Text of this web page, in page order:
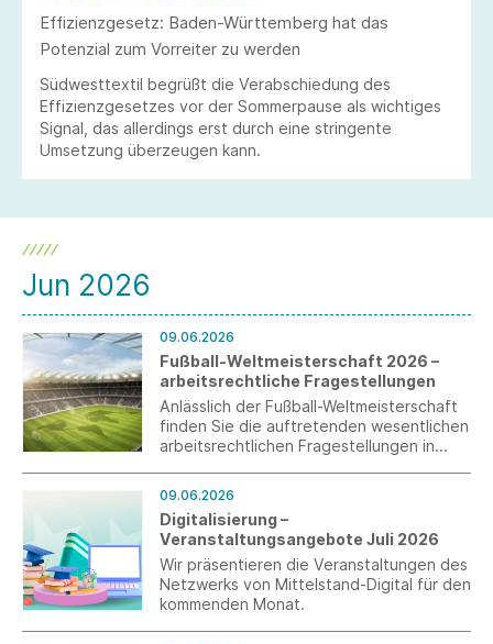
Effizienzgesetz: Baden-Württemberg hat das
Potenzial zum Vorreiter zu werden
Südwesttextil begrüßt die Verabschiedung des
Effizienzgesetzes vor der Sommerpause als wichtiges
Signal, das allerdings erst durch eine stringente
Umsetzung überzeugen kann.
Jun 2026
09.06.2026
Fußball-Weltmeisterschaft 2026 –
arbeitsrechtliche Fragestellungen
Anlässlich der Fußball-Weltmeisterschaft
finden Sie die auftretenden wesentlichen
arbeitsrechtlichen Fragestellungen in
09.06.2026
Digitalisierung –
Veranstaltungsangebote Juli 2026
Wir präsentieren die Veranstaltungen des
Netzwerks von Mittelstand-Digital für den
kommenden Monat.